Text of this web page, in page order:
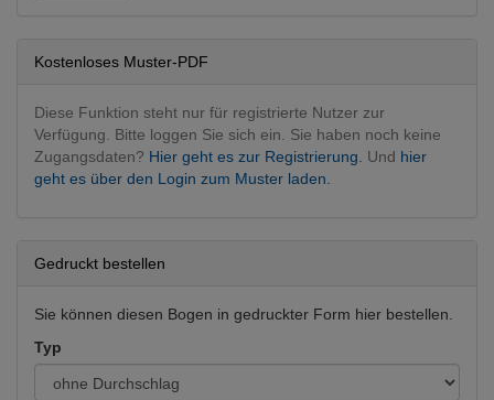
Kostenloses Muster-PDF
Diese Funktion steht nur für registrierte Nutzer zur
Verfügung. Bitte loggen Sie sich ein. Sie haben noch keine
Zugangsdaten? Hier geht es zur Registrierung. Und hier
geht es über den Login zum Muster laden.
Gedruckt bestellen
Sie können diesen Bogen in gedruckter Form hier bestellen.
Typ